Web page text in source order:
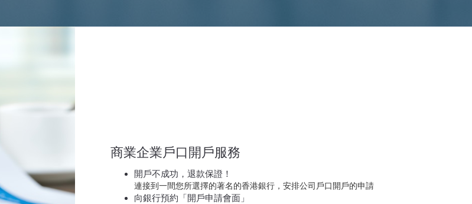
商業企業戶口開戶服務
開戶不成功，退款保證！
連接到一間您所選擇的著名的香港銀行，安排公司戶口開戶的申請
向銀行預約「開戶申請會面」